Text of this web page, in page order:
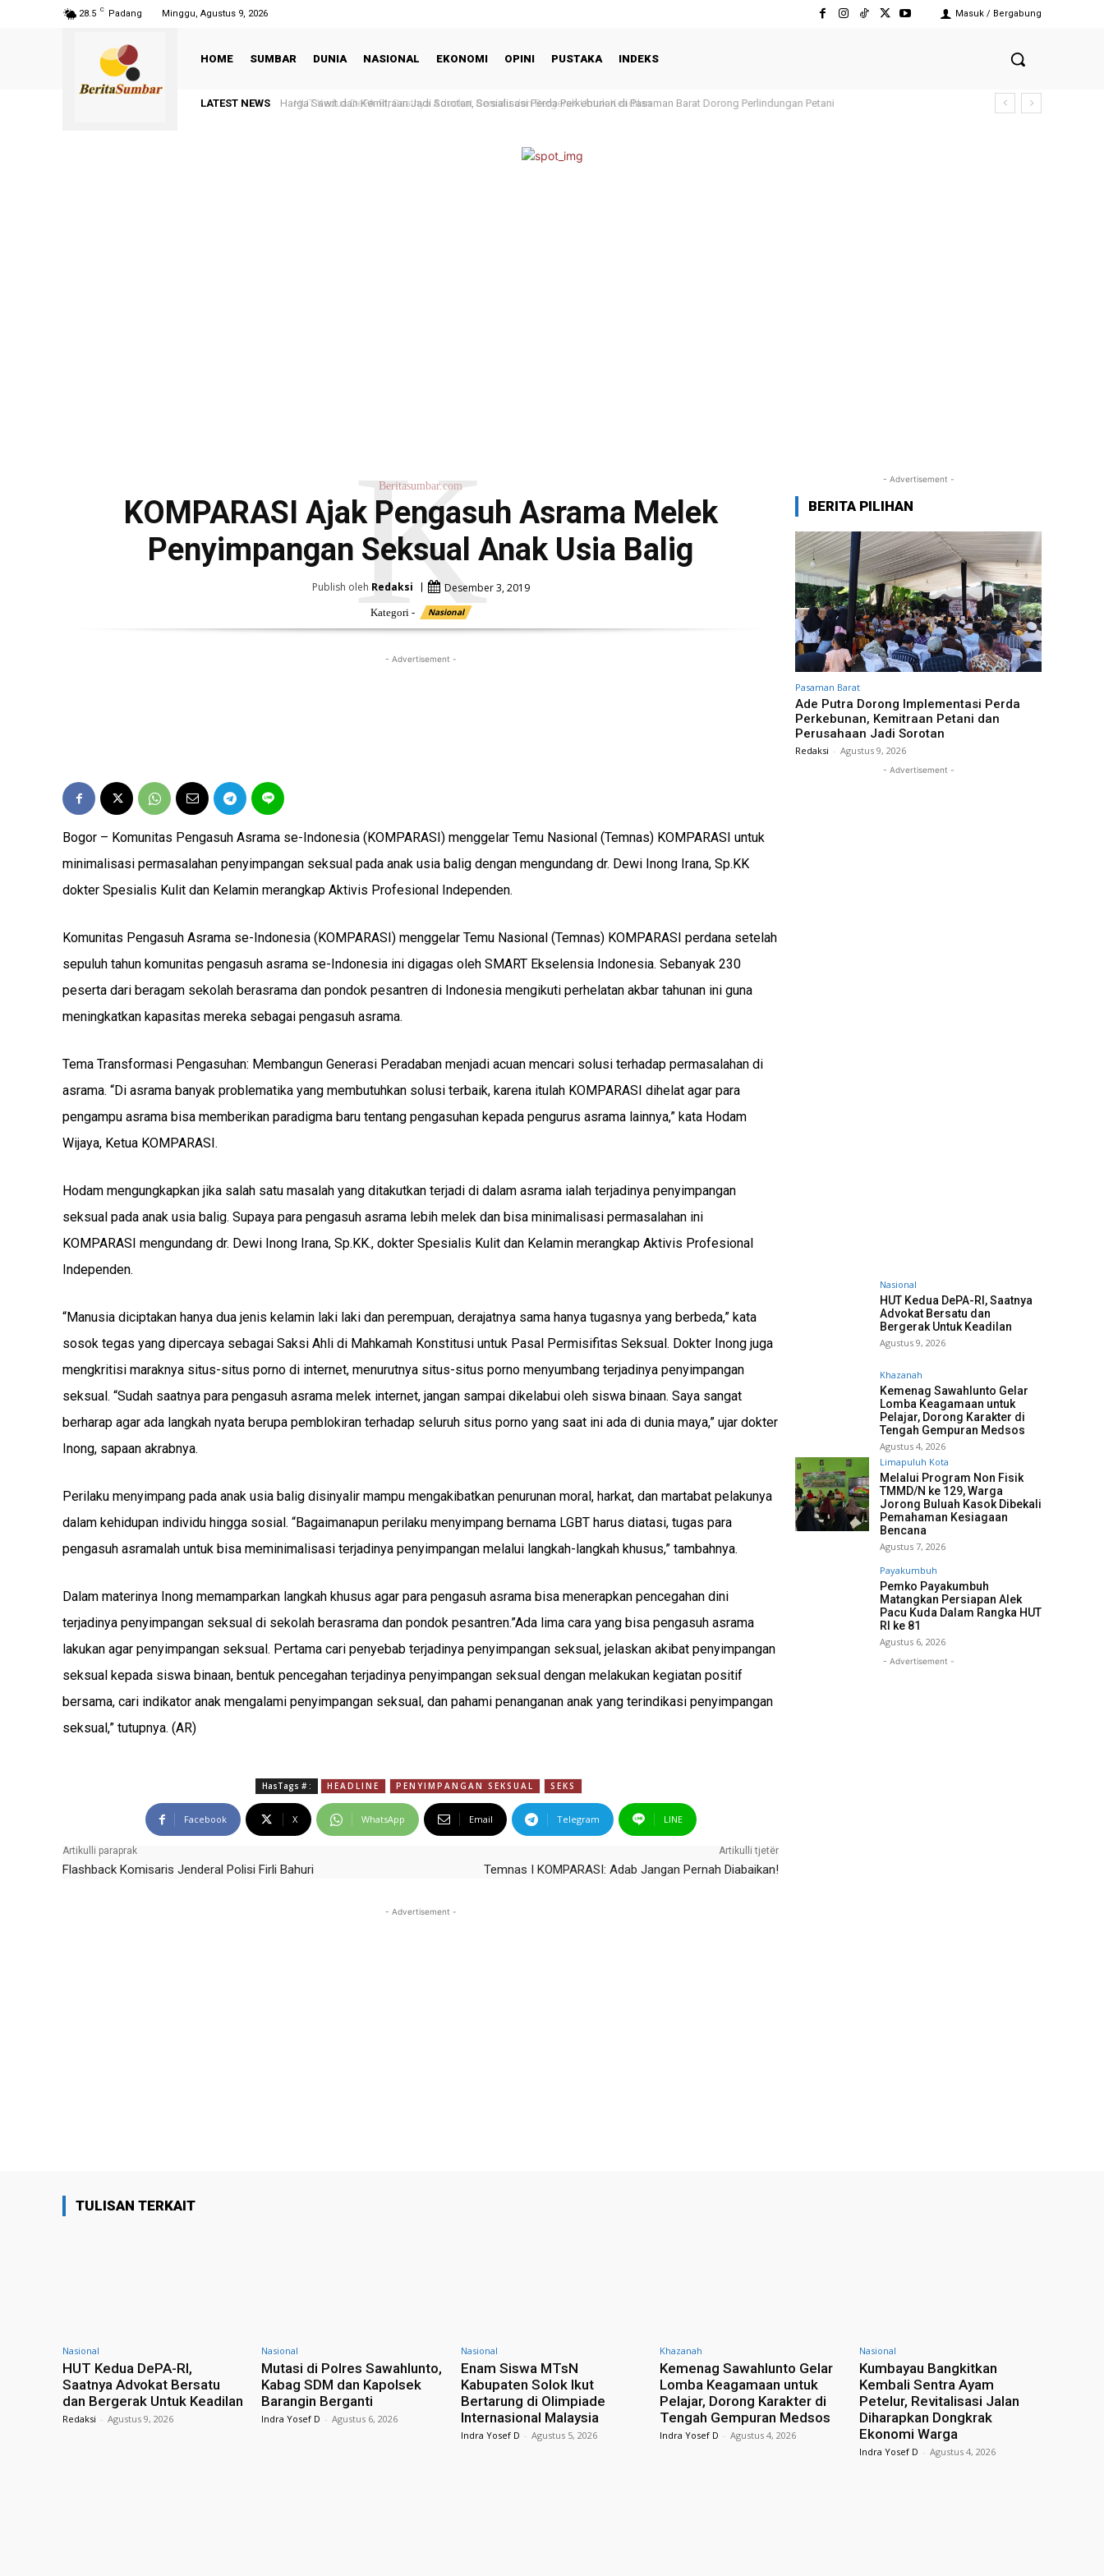
28.5 C Padang Minggu, Agustus 9, 2026 Masuk / Bergabung
HOME SUMBAR DUNIA NASIONAL EKONOMI OPINI PUSTAKA INDEKS
LATEST NEWS HUT Kedua DePA-RI, Saatnya Advokat Bersatu dan Bergerak Untuk Keadilan
Beritasumbar.com
KOMPARASI Ajak Pengasuh Asrama Melek
Penyimpangan Seksual Anak Usia Balig
K
Publish oleh Redaksi Desember 3, 2019
Kategori - Nasional
- Advertisement -
Bogor – Komunitas Pengasuh Asrama se-Indonesia (KOMPARASI) menggelar Temu Nasional (Temnas) KOMPARASI untuk
minimalisasi permasalahan penyimpangan seksual pada anak usia balig dengan mengundang dr. Dewi Inong Irana, Sp.KK
dokter Spesialis Kulit dan Kelamin merangkap Aktivis Profesional Independen.
Komunitas Pengasuh Asrama se-Indonesia (KOMPARASI) menggelar Temu Nasional (Temnas) KOMPARASI perdana setelah
sepuluh tahun komunitas pengasuh asrama se-Indonesia ini digagas oleh SMART Ekselensia Indonesia. Sebanyak 230
peserta dari beragam sekolah berasrama dan pondok pesantren di Indonesia mengikuti perhelatan akbar tahunan ini guna
meningkatkan kapasitas mereka sebagai pengasuh asrama.
Tema Transformasi Pengasuhan: Membangun Generasi Peradaban menjadi acuan mencari solusi terhadap permasalahan di
asrama. “Di asrama banyak problematika yang membutuhkan solusi terbaik, karena itulah KOMPARASI dihelat agar para
pengampu asrama bisa memberikan paradigma baru tentang pengasuhan kepada pengurus asrama lainnya,” kata Hodam
Wijaya, Ketua KOMPARASI.
Hodam mengungkapkan jika salah satu masalah yang ditakutkan terjadi di dalam asrama ialah terjadinya penyimpangan
seksual pada anak usia balig. Supaya para pengasuh asrama lebih melek dan bisa minimalisasi permasalahan ini
KOMPARASI mengundang dr. Dewi Inong Irana, Sp.KK., dokter Spesialis Kulit dan Kelamin merangkap Aktivis Profesional
Independen.
“Manusia diciptakan hanya dua jenis kelamin laki laki dan perempuan, derajatnya sama hanya tugasnya yang berbeda,” kata
sosok tegas yang dipercaya sebagai Saksi Ahli di Mahkamah Konstitusi untuk Pasal Permisifitas Seksual. Dokter Inong juga
mengkritisi maraknya situs-situs porno di internet, menurutnya situs-situs porno menyumbang terjadinya penyimpangan
seksual. “Sudah saatnya para pengasuh asrama melek internet, jangan sampai dikelabui oleh siswa binaan. Saya sangat
berharap agar ada langkah nyata berupa pemblokiran terhadap seluruh situs porno yang saat ini ada di dunia maya,” ujar dokter
Inong, sapaan akrabnya.
Perilaku menyimpang pada anak usia balig disinyalir mampu mengakibatkan penurunan moral, harkat, dan martabat pelakunya
dalam kehidupan individu hingga sosial. “Bagaimanapun perilaku menyimpang bernama LGBT harus diatasi, tugas para
pengasuh asramalah untuk bisa meminimalisasi terjadinya penyimpangan melalui langkah-langkah khusus,” tambahnya.
Dalam materinya Inong memamparkan langkah khusus agar para pengasuh asrama bisa menerapkan pencegahan dini
terjadinya penyimpangan seksual di sekolah berasrama dan pondok pesantren.”Ada lima cara yang bisa pengasuh asrama
lakukan agar penyimpangan seksual. Pertama cari penyebab terjadinya penyimpangan seksual, jelaskan akibat penyimpangan
seksual kepada siswa binaan, bentuk pencegahan terjadinya penyimpangan seksual dengan melakukan kegiatan positif
bersama, cari indikator anak mengalami penyimpangan seksual, dan pahami penanganan anak yang terindikasi penyimpangan
seksual,” tutupnya. (AR)
HasTags # : HEADLINE PENYIMPANGAN SEKSUAL SEKS
Facebook X WhatsApp Email Telegram LINE
Artikulli paraprak
Flashback Komisaris Jenderal Polisi Firli Bahuri
Artikulli tjetër
Temnas I KOMPARASI: Adab Jangan Pernah Diabaikan!
- Advertisement -
- Advertisement -
BERITA PILIHAN
Pasaman Barat
Ade Putra Dorong Implementasi Perda
Perkebunan, Kemitraan Petani dan
Perusahaan Jadi Sorotan
Redaksi - Agustus 9, 2026
- Advertisement -
Nasional
HUT Kedua DePA-RI, Saatnya
Advokat Bersatu dan
Bergerak Untuk Keadilan
Agustus 9, 2026
Khazanah
Kemenag Sawahlunto Gelar
Lomba Keagamaan untuk
Pelajar, Dorong Karakter di
Tengah Gempuran Medsos
Agustus 4, 2026
Limapuluh Kota
Melalui Program Non Fisik
TMMD/N ke 129, Warga
Jorong Buluah Kasok Dibekali
Pemahaman Kesiagaan
Bencana
Agustus 7, 2026
Payakumbuh
Pemko Payakumbuh
Matangkan Persiapan Alek
Pacu Kuda Dalam Rangka HUT
RI ke 81
Agustus 6, 2026
- Advertisement -
TULISAN TERKAIT
Nasional
HUT Kedua DePA-RI,
Saatnya Advokat Bersatu
dan Bergerak Untuk Keadilan
Redaksi - Agustus 9, 2026
Nasional
Mutasi di Polres Sawahlunto,
Kabag SDM dan Kapolsek
Barangin Berganti
Indra Yosef D - Agustus 6, 2026
Nasional
Enam Siswa MTsN
Kabupaten Solok Ikut
Bertarung di Olimpiade
Internasional Malaysia
Indra Yosef D - Agustus 5, 2026
Khazanah
Kemenag Sawahlunto Gelar
Lomba Keagamaan untuk
Pelajar, Dorong Karakter di
Tengah Gempuran Medsos
Indra Yosef D - Agustus 4, 2026
Nasional
Kumbayau Bangkitkan
Kembali Sentra Ayam
Petelur, Revitalisasi Jalan
Diharapkan Dongkrak
Ekonomi Warga
Indra Yosef D - Agustus 4, 2026